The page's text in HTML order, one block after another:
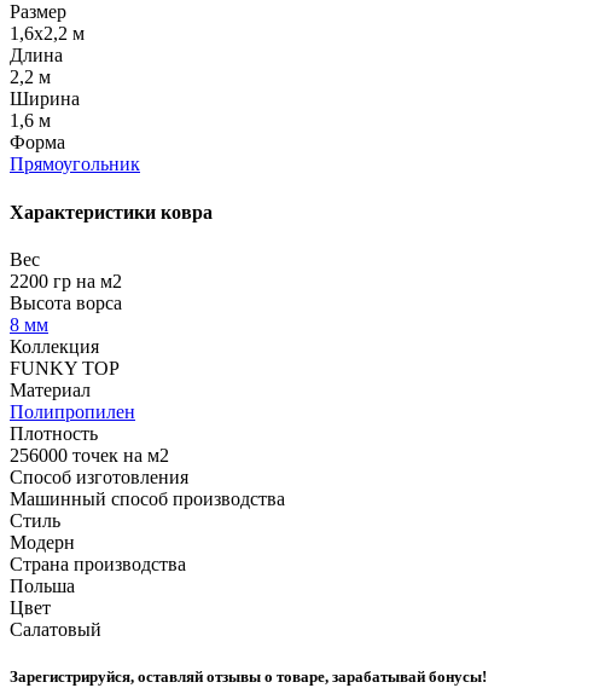
Размер
1,6x2,2 м
Длина
2,2 м
Ширина
1,6 м
Форма
Прямоугольник
Характеристики ковра
Вес
2200 гр на м2
Высота ворса
8 мм
Коллекция
FUNKY TOP
Материал
Полипропилен
Плотность
256000 точек на м2
Способ изготовления
Машинный способ производства
Стиль
Модерн
Страна производства
Польша
Цвет
Салатовый
Зарегистрируйся, оставляй отзывы о товаре, зарабатывай бонусы!